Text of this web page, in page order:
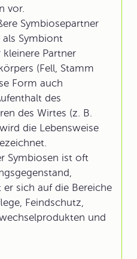
vor.
Symbiosepartner
als Symbiont
Partner
(Fell, Stamm
Form auch
des
des Wirtes (z. B.
die Lebensweise
Symbiosen ist oft
sich auf die Bereiche
Feindschutz,
und